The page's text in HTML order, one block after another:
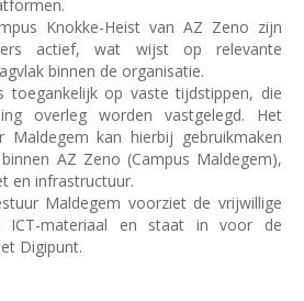
Knokke-Heist van AZ Zeno zijn
actief, wat wijst op relevante
binnen de organisatie.
toegankelijk op vaste tijdstippen, die
overleg worden vastgelegd. Het
Maldegem kan hierbij gebruikmaken
AZ Zeno (Campus Maldegem),
en infrastructuur.
Maldegem voorziet de vrijwillige
ICT-materiaal en staat in voor de
Digipunt.